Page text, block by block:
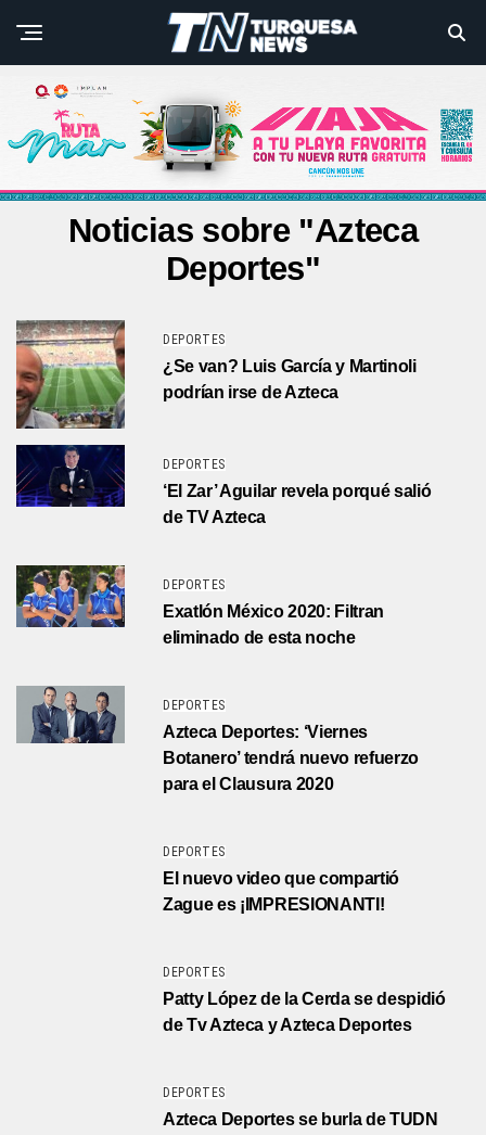
Noticias sobre "Azteca
Deportes"
DEPORTES
¿Se van? Luis García y Martinoli
podrían irse de Azteca
DEPORTES
‘El Zar’ Aguilar revela porqué salió
de TV Azteca
DEPORTES
Exatlón México 2020: Filtran
eliminado de esta noche
DEPORTES
Azteca Deportes: ‘Viernes
Botanero’ tendrá nuevo refuerzo
para el Clausura 2020
DEPORTES
El nuevo video que compartió
Zague es ¡IMPRESIONANTI!
DEPORTES
Patty López de la Cerda se despidió
de Tv Azteca y Azteca Deportes
DEPORTES
Azteca Deportes se burla de TUDN